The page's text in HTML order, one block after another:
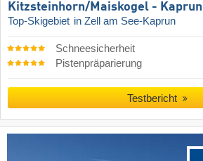
Kitzsteinhorn/​Maiskogel - Kaprun
Top-Skigebiet in Zell am See-Kaprun
Schneesicherheit
Pistenpräparierung
Testbericht